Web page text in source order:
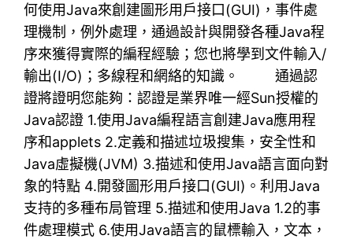
何使用Java來創建圖形用戶接口(GUI)，事件處
理機制，例外處理，通過設計與開發各種Java程
序來獲得實際的編程經驗；您也將學到文件輸入/
輸出(I/O)；多線程和網絡的知識。 通過認
證將證明您能夠：認證是業界唯一經Sun授權的
Java認證 1.使用Java編程語言創建Java應用程
序和applets 2.定義和描述垃圾搜集，安全性和
Java虛擬機(JVM) 3.描述和使用Java語言面向對
象的特點 4.開發圖形用戶接口(GUI)。利用Java
支持的多種布局管理 5.描述和使用Java 1.2的事
件處理模式 6.使用Java語言的鼠標輸入，文本，